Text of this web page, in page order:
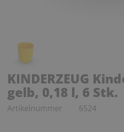
KINDERZEUG
gelb, 0,18 l, 6 Stk.
Artikelnummer 6524